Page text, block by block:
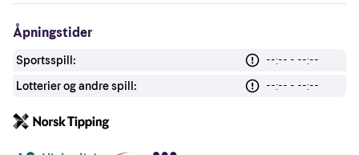
Åpningstider
Sportsspill:
--:-- - --:--
Lotterier og andre spill:
--:-- - --:--